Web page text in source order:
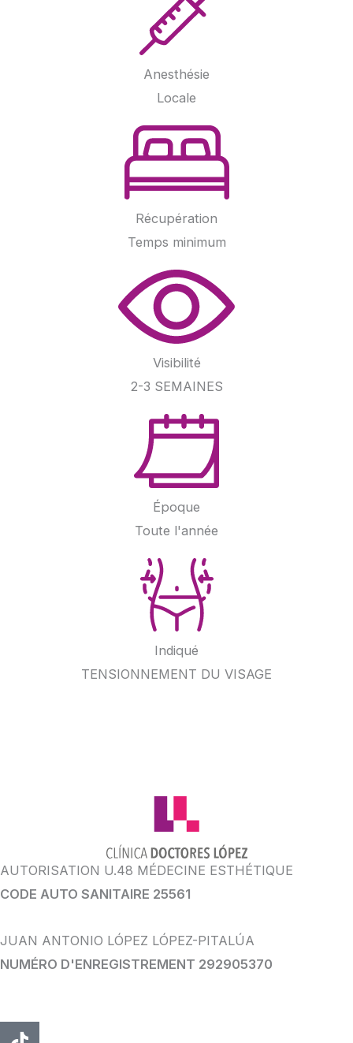
Anesthésie
Locale
Récupération
Temps minimum
Visibilité
2-3 SEMAINES
Époque
Toute l'année
Indiqué
TENSIONNEMENT DU VISAGE
AUTORISATION U.48 MÉDECINE ESTHÉTIQUE
CODE AUTO SANITAIRE 25561
JUAN ANTONIO LÓPEZ LÓPEZ-PITALÚA
NUMÉRO D'ENREGISTREMENT 292905370
TIC
Instagram
Youtube
Facebook
WhatsApp